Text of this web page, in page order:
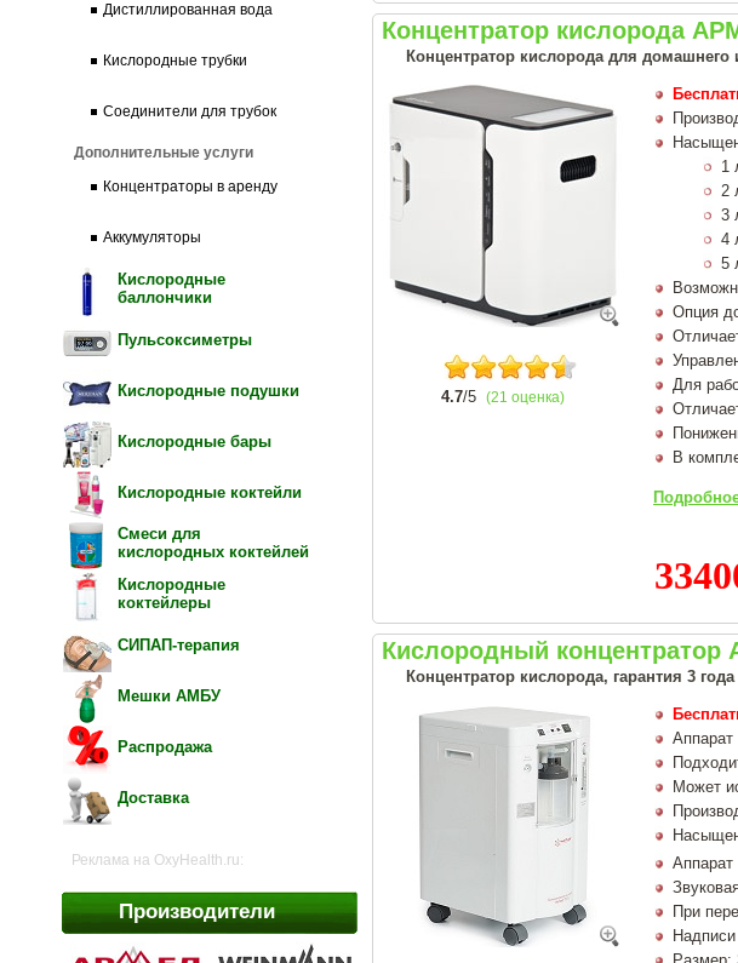
Дистиллированная вода
Кислородные трубки
Соединители для трубок
Дополнительные услуги
Концентраторы в аренду
Аккумуляторы
Кислородные
баллончики
Пульсоксиметры
Кислородные подушки
Кислородные бары
Кислородные коктейли
Смеси для
кислородных коктейлей
Кислородные
коктейлеры
СИПАП-терапия
Мешки АМБУ
Распродажа
Доставка
Реклама на OxyHealth.ru:
Производители
Концентратор кислорода
Концентратор кислорода для домашнего
4.7/5 (21 оценка)
1
2
3
4
5
Опция
Для
В
Кислородный концентратор
Концентратор кислорода, гарантия 3 года
Может
Аппарат
При